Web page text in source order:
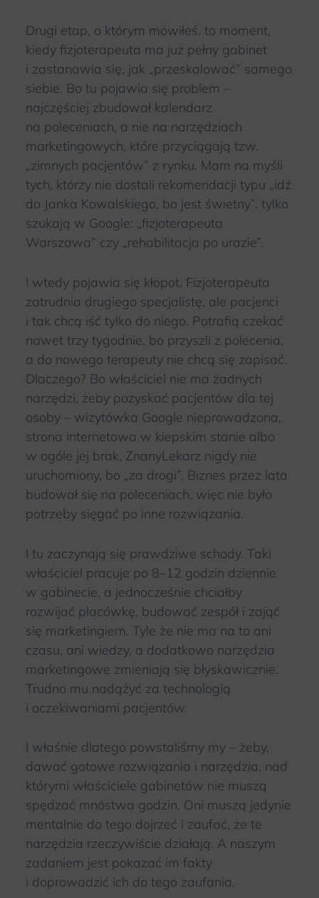
Drugi etap, o którym mówiłeś, to moment,
kiedy fizjoterapeuta ma już pełny gabinet
i zastanawia się, jak „przeskalować” samego
siebie. Bo tu pojawia się problem –
najczęściej zbudował kalendarz
na poleceniach, a nie na narzędziach
marketingowych, które przyciągają tzw.
„zimnych pacjentów” z rynku. Mam na myśli
tych, którzy nie dostali rekomendacji typu „idź
do Janka Kowalskiego, bo jest świetny”, tylko
szukają w Google: „fizjoterapeuta
Warszawa” czy „rehabilitacja po urazie”.
I wtedy pojawia się kłopot. Fizjoterapeuta
zatrudnia drugiego specjalistę, ale pacjenci
i tak chcą iść tylko do niego. Potrafią czekać
nawet trzy tygodnie, bo przyszli z polecenia,
a do nowego terapeuty nie chcą się zapisać.
Dlaczego? Bo właściciel nie ma żadnych
narzędzi, żeby pozyskać pacjentów dla tej
osoby – wizytówka Google nieprowadzona,
strona internetowa w kiepskim stanie albo
w ogóle jej brak, ZnanyLekarz nigdy nie
uruchomiony, bo „za drogi”. Biznes przez lata
budował się na poleceniach, więc nie było
potrzeby sięgać po inne rozwiązania.
I tu zaczynają się prawdziwe schody. Taki
właściciel pracuje po 8–12 godzin dziennie
w gabinecie, a jednocześnie chciałby
rozwijać placówkę, budować zespół i zająć
się marketingiem. Tyle że nie ma na to ani
czasu, ani wiedzy, a dodatkowo narzędzia
marketingowe zmieniają się błyskawicznie.
Trudno mu nadążyć za technologią
i oczekiwaniami pacjentów.
I właśnie dlatego powstaliśmy my – żeby,
dawać gotowe rozwiązania i narzędzia, nad
którymi właściciele gabinetów nie muszą
spędzać mnóstwa godzin. Oni muszą jedynie
mentalnie do tego dojrzeć i zaufać, że te
narzędzia rzeczywiście działają. A naszym
zadaniem jest pokazać im fakty
i doprowadzić ich do tego zaufania.